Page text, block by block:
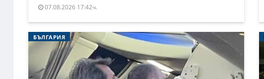
07.08.2026 17:42ч.
БЪЛГАРИЯ